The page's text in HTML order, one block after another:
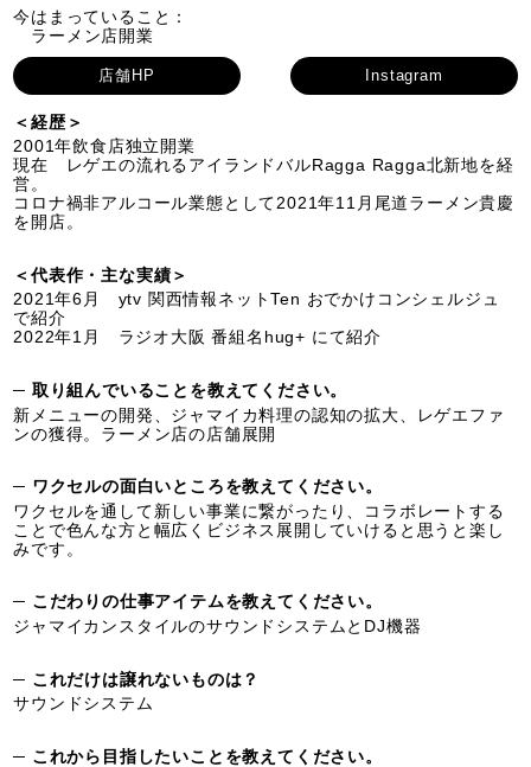
今はまっていること：
ラーメン店開業
店舗HP Instagram
＜経歴＞
2001年飲食店独立開業
現在 レゲエの流れるアイランドバルRagga Ragga北新地を経
営。
コロナ禍非アルコール業態として2021年11月尾道ラーメン貴慶
を開店。
＜代表作・主な実績＞
2021年6月 ytv 関西情報ネットTen おでかけコンシェルジュ
で紹介
2022年1月 ラジオ大阪 番組名hug+ にて紹介
─ 取り組んでいることを教えてください。
新メニューの開発、ジャマイカ料理の認知の拡大、レゲエファ
ンの獲得。ラーメン店の店舗展開
─ ワクセルの面白いところを教えてください。
ワクセルを通して新しい事業に繋がったり、コラボレートする
ことで色んな方と幅広くビジネス展開していけると思うと楽し
みです。
─ こだわりの仕事アイテムを教えてください。
ジャマイカンスタイルのサウンドシステムとDJ機器
─ これだけは譲れないものは？
サウンドシステム
─ これから目指したいことを教えてください。